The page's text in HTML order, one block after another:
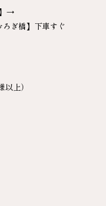
→
ぎ橋】下車すぐ
上）